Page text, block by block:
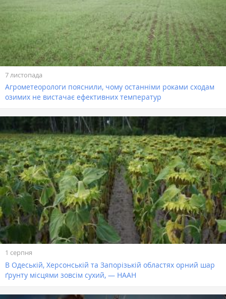
7 листопада
Агрометеорологи пояснили, чому останніми роками сходам
озимих не вистачає ефективних температур
1 серпня
В Одеській, Херсонській та Запорізькій областях орний шар
ґрунту місцями зовсім сухий, — НААН